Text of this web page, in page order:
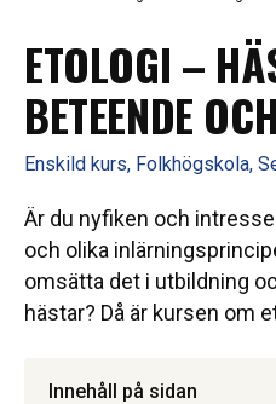
ETOLOGI –
BETEENDE
Enskild kurs, Folkhögskola,
Är du nyfiken och
och olika
omsätta det i utbildning
hästar? Då är kursen om
Innehåll på sidan